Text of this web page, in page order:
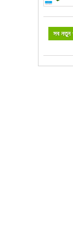
সব নতুন